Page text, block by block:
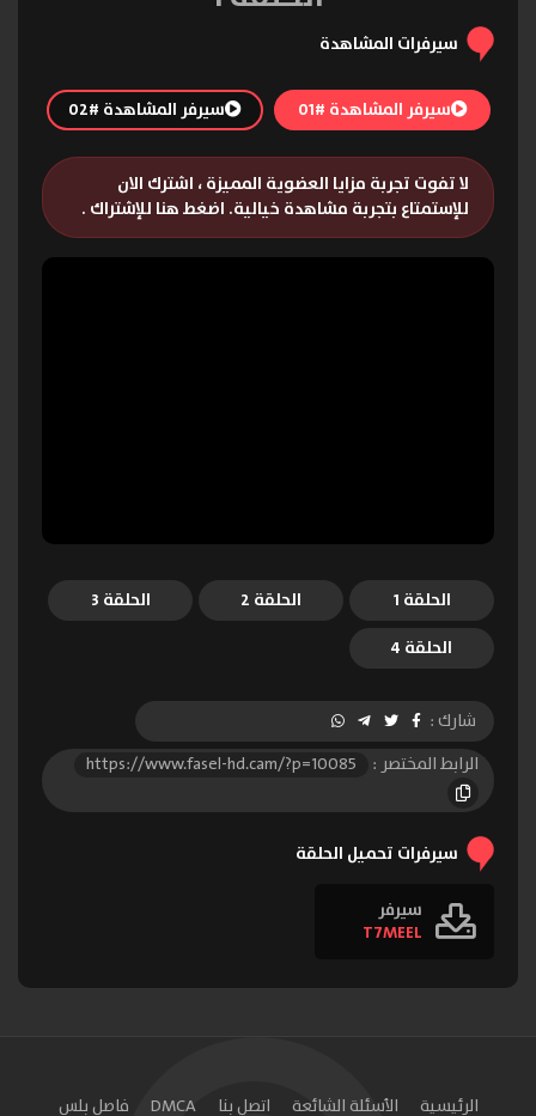
سيرفرات المشاهدة
سيرفر المشاهدة #01 سيرفر المشاهدة #02
لا تفوت تجربة مزايا العضوية المميزة ، اشترك الان
للإستمتاع بتجربة مشاهدة خيالية. اضغط هنا للإشتراك .
الحلقة 1 الحلقة 2
الحلقة 3
الحلقة 4
شارك :
الرابط المختصر :
https://www.fasel-hd.cam/?p=10085
سيرفرات تحميل الحلقة
سيرفر
T7MEEL
الرئيسية الأسئلة الشائعة اتصل بنا DMCA فاصل بلس